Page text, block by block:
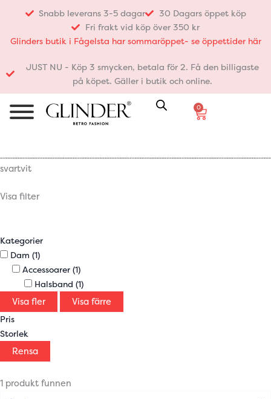
innehåll
Snabb leverans 3-5 dagar
30 Dagars öppet köp
Fri frakt vid köp över 350 kr
Glinders butik i Fågelsta har sommaröppet- se öppettider här
JUST NU - Köp 3 smycken, betala för 2. Få den billigaste
på köpet. Gäller i butik och online.
0
Varukorg
svartvit
Visa filter
Kategorier
Dam (1)
Accessoarer (1)
Halsband (1)
Visa fler Visa färre
Pris
Storlek
Rensa
1 produkt funnen